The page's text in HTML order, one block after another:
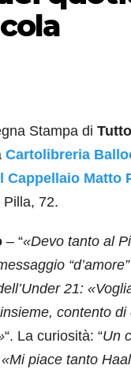
Stampa di
Cartolibreria
Cappellaio Matto
Pilla, 72.
– “«Devo tanto al
21:
contento di
“. La curiosità: “Un
piace tanto